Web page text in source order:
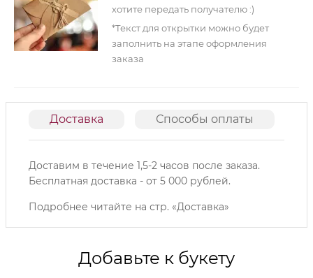
хотите передать получателю :)
*Текст для открытки можно будет
заполнить на этапе оформления
заказа
Доставка Способы оплаты
Доставим в течение 1,5-2 часов после заказа.
Бесплатная доставка - от 5 000 рублей.
Подробнее читайте на стр. «Доставка»
Добавьте к букету